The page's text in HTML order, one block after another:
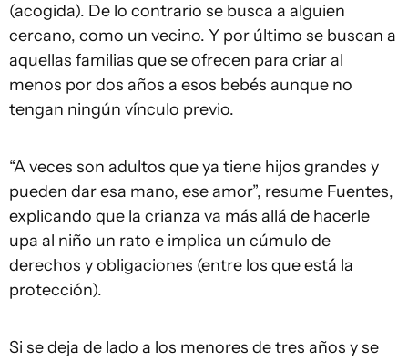
(acogida). De lo contrario se busca a alguien
cercano, como un vecino. Y por último se buscan a
aquellas familias que se ofrecen para criar al
menos por dos años a esos bebés aunque no
tengan ningún vínculo previo.
“A veces son adultos que ya tiene hijos grandes y
pueden dar esa mano, ese amor”, resume Fuentes,
explicando que la crianza va más allá de hacerle
upa al niño un rato e implica un cúmulo de
derechos y obligaciones (entre los que está la
protección).
Si se deja de lado a los menores de tres años y se